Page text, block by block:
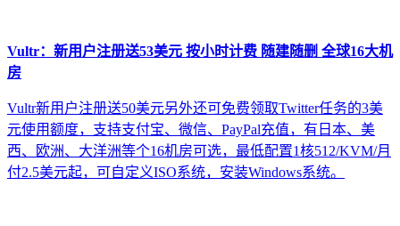
Vultr：新用户注册送53美元 按小时计费 随建随删 全球16大机
房
Vultr新用户注册送50美元另外还可免费领取Twitter任务的3美
元使用额度，支持支付宝、微信、PayPal充值，有日本、美
西、欧洲、大洋洲等个16机房可选，最低配置1核512/KVM/月
付2.5美元起，可自定义ISO系统，安装Windows系统。